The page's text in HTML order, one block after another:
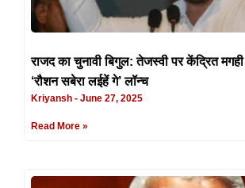
राजद का चुनावी बिगुल: तेजस्वी पर केंद्रित
‘रौशन सबेरा लईहें गे’ लॉन्च
Kriyansh June 27, 2025
Read More »